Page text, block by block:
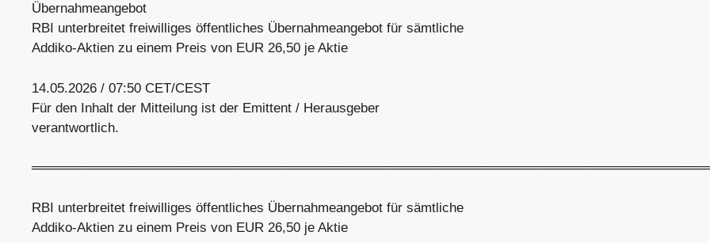
Übernahmeangebot
RBI unterbreitet freiwilliges öffentliches Übernahmeangebot für sämtliche
Addiko-Aktien zu einem Preis von EUR 26,50 je Aktie
14.05.2026 / 07:50 CET/CEST
Für den Inhalt der Mitteilung ist der Emittent / Herausgeber
verantwortlich.
RBI unterbreitet freiwilliges öffentliches Übernahmeangebot für sämtliche
Addiko-Aktien zu einem Preis von EUR 26,50 je Aktie